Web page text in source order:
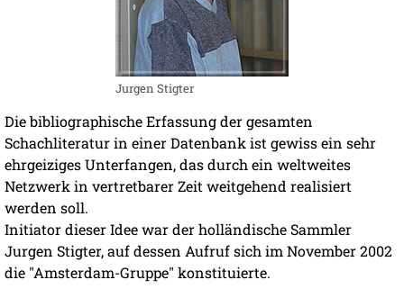
Jurgen Stigter
Die bibliographische Erfassung der gesamten
Schachliteratur in einer Datenbank ist gewiss ein sehr
ehrgeiziges Unterfangen, das durch ein weltweites
Netzwerk in vertretbarer Zeit weitgehend realisiert
werden soll.
Initiator dieser Idee war der holländische Sammler
Jurgen Stigter, auf dessen Aufruf sich im November 2002
die "Amsterdam-Gruppe" konstituierte.